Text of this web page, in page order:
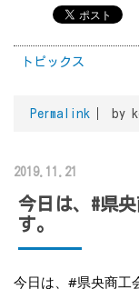
トピックス
Permalink by
2019.11.21
今日は、#県
す。
今日は、 #県央商工